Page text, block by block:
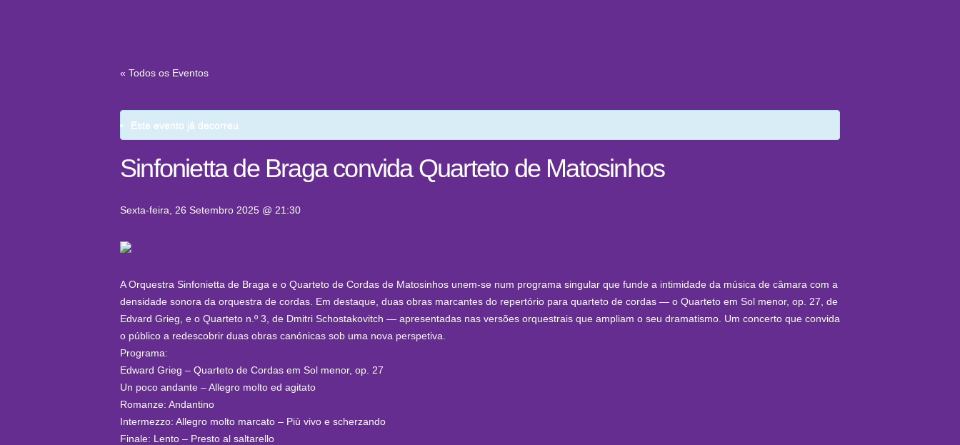
« Todos os Eventos
Este evento já decorreu.
Sinfonietta de Braga convida Quarteto de Matosinhos
Sexta-feira, 26 Setembro 2025 @ 21:30
A Orquestra Sinfonietta de Braga e o Quarteto de Cordas de Matosinhos unem-se num programa singular que funde a intimidade da música de câmara com a
densidade sonora da orquestra de cordas. Em destaque, duas obras marcantes do repertório para quarteto de cordas — o Quarteto em Sol menor, op. 27, de
Edvard Grieg, e o Quarteto n.º 3, de Dmitri Schostakovitch — apresentadas nas versões orquestrais que ampliam o seu dramatismo. Um concerto que convida
o público a redescobrir duas obras canónicas sob uma nova perspetiva.
Programa:
Edward Grieg – Quarteto de Cordas em Sol menor, op. 27
Un poco andante – Allegro molto ed agitato
Romanze: Andantino
Intermezzo: Allegro molto marcato – Più vivo e scherzando
Finale: Lento – Presto al saltarello